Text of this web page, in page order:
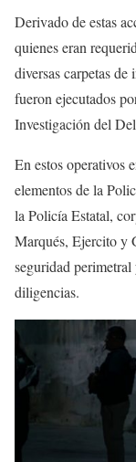
Derivado de estas
quienes eran
diversas carpetas
fueron ejecutados
Investigación del
En estos operativos
elementos de la
la Policía Estatal,
Marqués, Ejercito y
seguridad
diligencias.